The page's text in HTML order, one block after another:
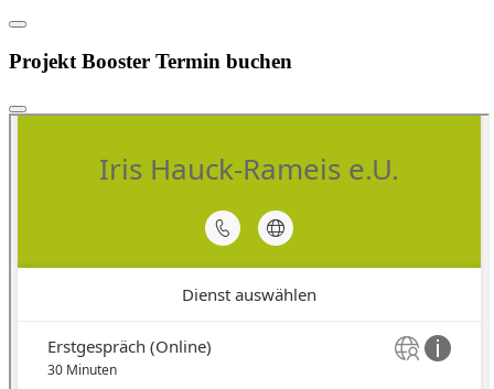
Projekt Booster Termin buchen